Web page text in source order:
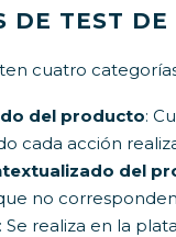
DE TEST
cuatro
del producto:
cada acción
del
no
: Se realiza en la